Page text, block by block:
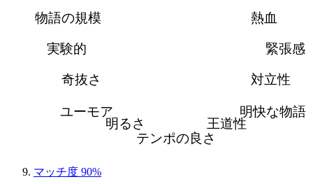
熱血
緊張感
対立性
明快な物語
王道性
テンポの良さ
明るさ
ユーモア
奇抜さ
実験的
物語の規模
マッチ度 90%